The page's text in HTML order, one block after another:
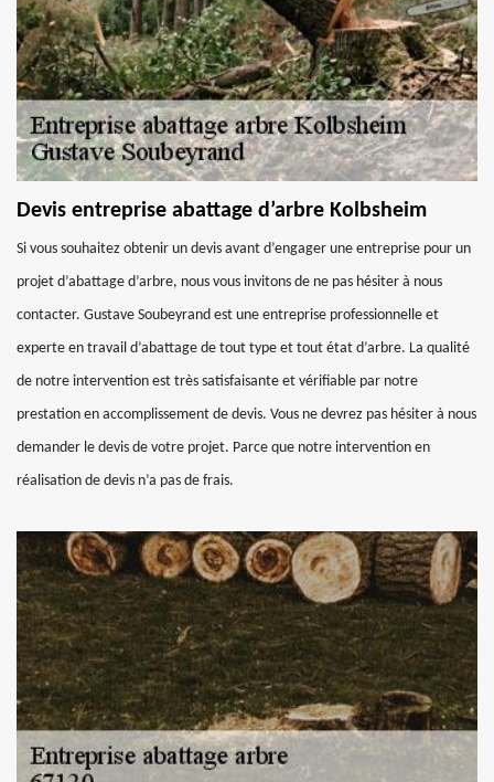
Devis entreprise abattage d’arbre Kolbsheim
Si vous souhaitez obtenir un devis avant d’engager une entreprise pour un
projet d’abattage d’arbre, nous vous invitons de ne pas hésiter à nous
contacter. Gustave Soubeyrand est une entreprise professionnelle et
experte en travail d’abattage de tout type et tout état d’arbre. La qualité
de notre intervention est très satisfaisante et vérifiable par notre
prestation en accomplissement de devis. Vous ne devrez pas hésiter à nous
demander le devis de votre projet. Parce que notre intervention en
réalisation de devis n’a pas de frais.